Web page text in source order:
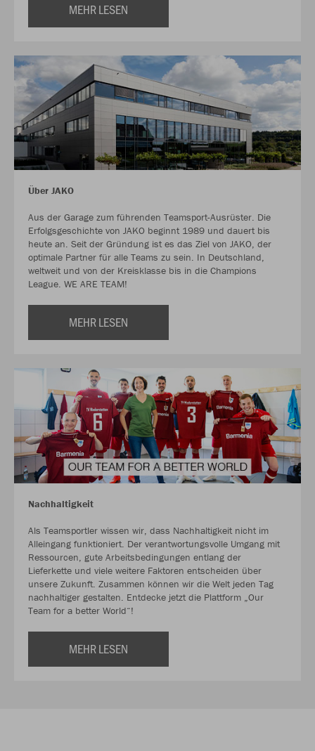
MEHR LESEN
Über JAKO
Aus der Garage zum führenden Teamsport-Ausrüster. Die
Erfolgsgeschichte von JAKO beginnt 1989 und dauert bis
heute an. Seit der Gründung ist es das Ziel von JAKO, der
optimale Partner für alle Teams zu sein. In Deutschland,
weltweit und von der Kreisklasse bis in die Champions
League. WE ARE TEAM!
MEHR LESEN
Nachhaltigkeit
Als Teamsportler wissen wir, dass Nachhaltigkeit nicht im
Alleingang funktioniert. Der verantwortungsvolle Umgang mit
Ressourcen, gute Arbeitsbedingungen entlang der
Lieferkette und viele weitere Faktoren entscheiden über
unsere Zukunft. Zusammen können wir die Welt jeden Tag
nachhaltiger gestalten. Entdecke jetzt die Plattform „Our
Team for a better World“!
MEHR LESEN